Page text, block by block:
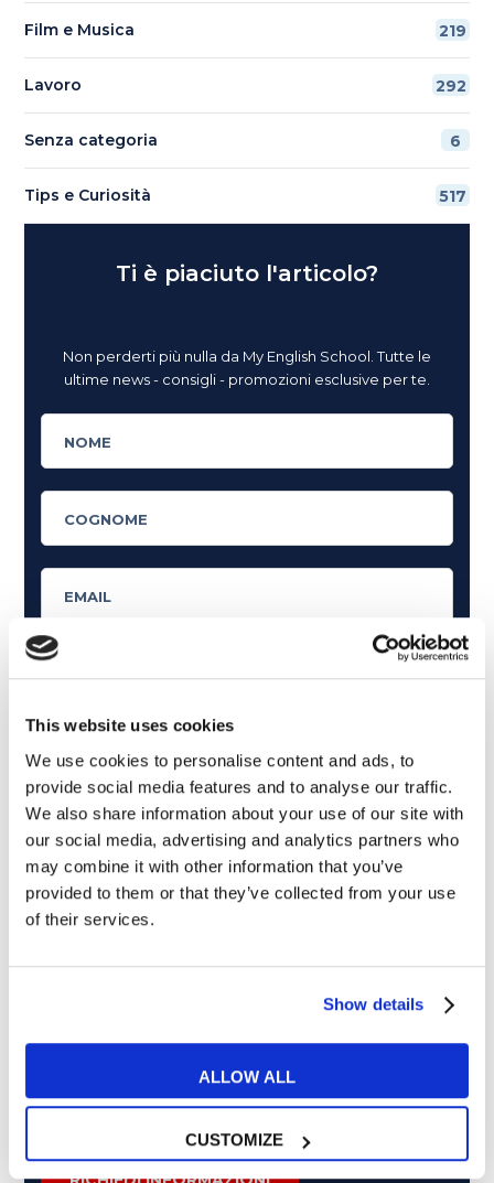
This website uses cookies
We use cookies to personalise content and ads, to
provide social media features and to analyse our traffic.
We also share information about your use of our site with
our social media, advertising and analytics partners who
may combine it with other information that you’ve
provided to them or that they’ve collected from your use
of their services.
Show details
ALLOW ALL
CUSTOMIZE
Film e Musica 219
Lavoro 292
Senza categoria 6
Tips e Curiosità 517
Ti è piaciuto l'articolo?
Non perderti più nulla da My English School. Tutte le
ultime news - consigli - promozioni esclusive per te.
Cosa ti piace leggere?
Articoli dedicati alla grammatica inglese
Articoli dedicati a inglese nel mondo del lavoro
Articoli con tips e new sulla lingua inglese
In quanto di età superiore ai 16 anni, dichiaro di acconsentire
Desidero ricevere comunicazioni commerciali e promozionali
relative ai prodotti e servizi a marchio MyES
** le sedi contrassegnate con * offrono sempre solo corsi online